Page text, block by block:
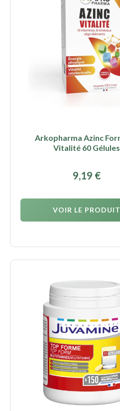
Arkopharma Azinc
Vitalité 60 Gélules
9,19 €
VOIR LE PRODUIT